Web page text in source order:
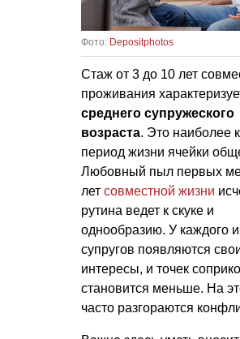
Фото: Depositphotos
Стаж от 3 до 10 лет
проживания
среднего супружеского
возраста. Это наиболее
период жизни ячейки
Любовный пыл первых
лет совместной жизни
рутина ведет к скуке и
однообразию. У каждого
супругов появляются
интересы, и точек
становится меньше. На
часто разгораются